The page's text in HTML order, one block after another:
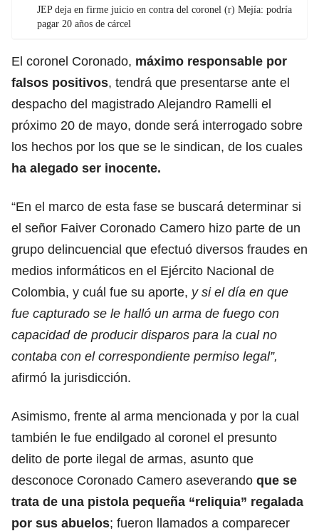
JEP deja en firme juicio en contra del coronel (r) Mejía: podría
pagar 20 años de cárcel
El coronel Coronado, máximo responsable por
falsos positivos, tendrá que presentarse ante el
despacho del magistrado Alejandro Ramelli el
próximo 20 de mayo, donde será interrogado sobre
los hechos por los que se le sindican, de los cuales
ha alegado ser inocente.
“En el marco de esta fase se buscará determinar si
el señor Faiver Coronado Camero hizo parte de un
grupo delincuencial que efectuó diversos fraudes en
medios informáticos en el Ejército Nacional de
Colombia, y cuál fue su aporte, y si el día en que
fue capturado se le halló un arma de fuego con
capacidad de producir disparos para la cual no
contaba con el correspondiente permiso legal”,
afirmó la jurisdicción.
Asimismo, frente al arma mencionada y por la cual
también le fue endilgado al coronel el presunto
delito de porte ilegal de armas, asunto que
desconoce Coronado Camero aseverando que se
trata de una pistola pequeña “reliquia” regalada
por sus abuelos; fueron llamados a comparecer